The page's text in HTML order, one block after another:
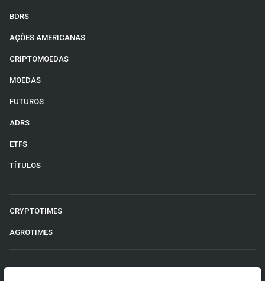
BDRS
AÇÕES AMERICANAS
CRIPTOMOEDAS
MOEDAS
FUTUROS
ADRS
ETFS
TÍTULOS
CRYPTOTIMES
AGROTIMES